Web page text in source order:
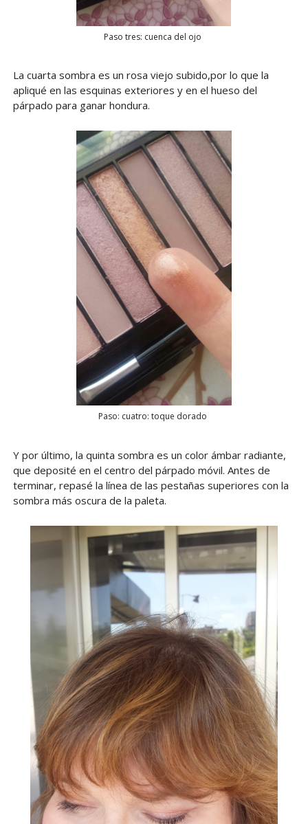
Paso tres: cuenca del ojo
La cuarta sombra es un rosa viejo subido,por lo que la
apliqué en las esquinas exteriores y en el hueso del
párpado para ganar hondura.
Paso: cuatro: toque dorado
Y por último, la quinta sombra es un color ámbar radiante,
que deposité en el centro del párpado móvil. Antes de
terminar, repasé la línea de las pestañas superiores con la
sombra más oscura de la paleta.